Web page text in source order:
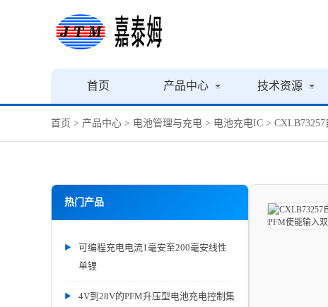
首页 产品中心 技术资源
首页 > 产品中心 > 电池管理与充电 > 电池充电IC >
热门产品
可编程充电电流1毫安至200毫安线性
单锂
4V到28V的PFM升压型电池充电控制集